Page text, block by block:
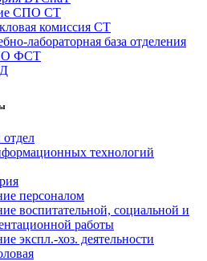
СПО СТ
комиссия СТ
лабораторная база отделения
ФСТ
технологий
персоналом
воспитательной, социальной и
работы
экспл.-хоз. деятельности